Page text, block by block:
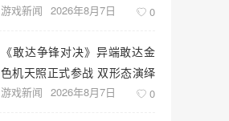
游戏新闻 2026年8月7日 0
《敢达争锋对决》异端敢达金
色机天照正式参战 双形态演绎
空中战技
游戏新闻 2026年8月7日 0